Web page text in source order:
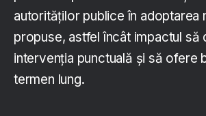
autorităților publice în adoptarea
propuse, astfel încât impactul să
intervenția punctuală și să ofere
termen lung.